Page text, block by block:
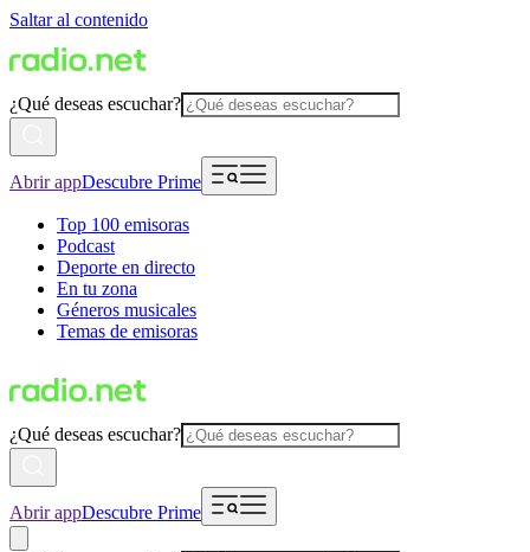
Saltar al contenido
¿Qué deseas escuchar?
Abrir appDescubre Prime
Top 100 emisoras
Podcast
Deporte en directo
En tu zona
Géneros musicales
Temas de emisoras
¿Qué deseas escuchar?
Abrir appDescubre Prime